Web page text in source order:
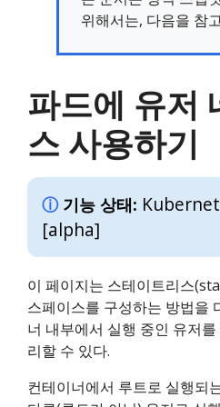
위해서는, 다음을 참
파드에 유저
스 사용하기
기능 상태:
[alpha]
이 페이지는 스테이트리스
스페이스를 구성하는 방법을
너 내부에서 실행 중인 유저
리할 수 있다.
컨테이너에서 루트로 실행되